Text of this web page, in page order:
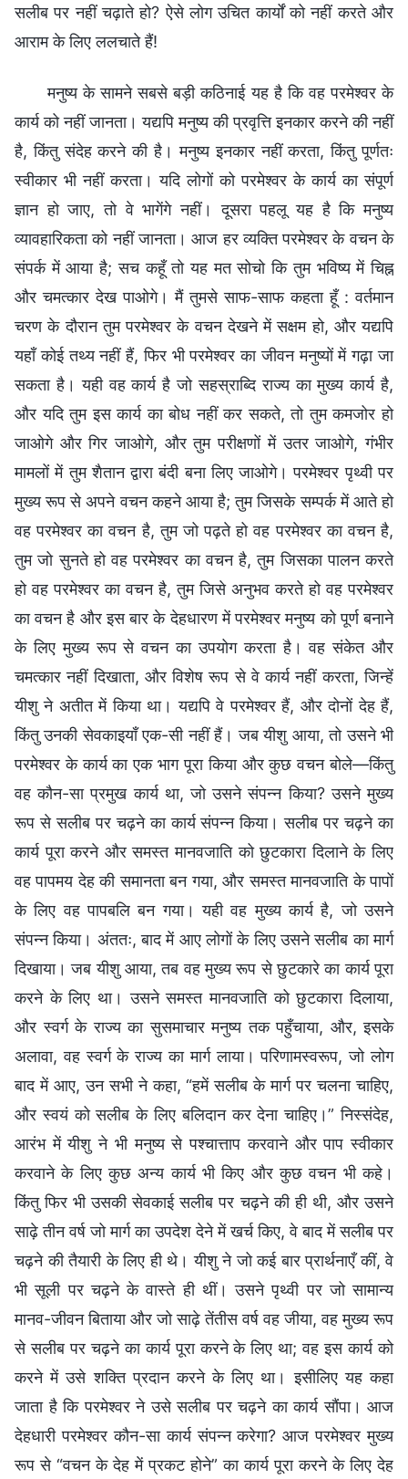
सलीब पर नहीं चढ़ाते हो? ऐसे लोग उचित कार्यों को नहीं करते और
आराम के लिए ललचाते हैं!
मनुष्य के सामने सबसे बड़ी कठिनाई यह है कि वह परमेश्वर के
कार्य को नहीं जानता। यद्यपि मनुष्य की प्रवृत्ति इनकार करने की नहीं
है, किंतु संदेह करने की है। मनुष्य इनकार नहीं करता, किंतु पूर्णतः
स्वीकार भी नहीं करता। यदि लोगों को परमेश्वर के कार्य का संपूर्ण
ज्ञान हो जाए, तो वे भागेंगे नहीं। दूसरा पहलू यह है कि मनुष्य
व्यावहारिकता को नहीं जानता। आज हर व्यक्ति परमेश्वर के वचन के
संपर्क में आया है; सच कहूँ तो यह मत सोचो कि तुम भविष्य में चिह्न
और चमत्कार देख पाओगे। मैं तुमसे साफ-साफ कहता हूँ : वर्तमान
चरण के दौरान तुम परमेश्वर के वचन देखने में सक्षम हो, और यद्यपि
यहाँ कोई तथ्य नहीं हैं, फिर भी परमेश्वर का जीवन मनुष्यों में गढ़ा जा
सकता है। यही वह कार्य है जो सहस्राब्दि राज्य का मुख्य कार्य है,
और यदि तुम इस कार्य का बोध नहीं कर सकते, तो तुम कमजोर हो
जाओगे और गिर जाओगे, और तुम परीक्षणों में उतर जाओगे, गंभीर
मामलों में तुम शैतान द्वारा बंदी बना लिए जाओगे। परमेश्वर पृथ्वी पर
मुख्य रूप से अपने वचन कहने आया है; तुम जिसके सम्पर्क में आते हो
वह परमेश्वर का वचन है, तुम जो पढ़ते हो वह परमेश्वर का वचन है,
तुम जो सुनते हो वह परमेश्वर का वचन है, तुम जिसका पालन करते
हो वह परमेश्वर का वचन है, तुम जिसे अनुभव करते हो वह परमेश्वर
का वचन है और इस बार के देहधारण में परमेश्वर मनुष्य को पूर्ण बनाने
के लिए मुख्य रूप से वचन का उपयोग करता है। वह संकेत और
चमत्कार नहीं दिखाता, और विशेष रूप से वे कार्य नहीं करता, जिन्हें
यीशु ने अतीत में किया था। यद्यपि वे परमेश्वर हैं, और दोनों देह हैं,
किंतु उनकी सेवकाइयाँ एक-सी नहीं हैं। जब यीशु आया, तो उसने भी
परमेश्वर के कार्य का एक भाग पूरा किया और कुछ वचन बोले—किंतु
वह कौन-सा प्रमुख कार्य था, जो उसने संपन्न किया? उसने मुख्य
रूप से सलीब पर चढ़ने का कार्य संपन्न किया। सलीब पर चढ़ने का
कार्य पूरा करने और समस्त मानवजाति को छुटकारा दिलाने के लिए
वह पापमय देह की समानता बन गया, और समस्त मानवजाति के पापों
के लिए वह पापबलि बन गया। यही वह मुख्य कार्य है, जो उसने
संपन्न किया। अंततः, बाद में आए लोगों के लिए उसने सलीब का मार्ग
दिखाया। जब यीशु आया, तब वह मुख्य रूप से छुटकारे का कार्य पूरा
करने के लिए था। उसने समस्त मानवजाति को छुटकारा दिलाया,
और स्वर्ग के राज्य का सुसमाचार मनुष्य तक पहुँचाया, और, इसके
अलावा, वह स्वर्ग के राज्य का मार्ग लाया। परिणामस्वरूप, जो लोग
बाद में आए, उन सभी ने कहा, “हमें सलीब के मार्ग पर चलना चाहिए,
और स्वयं को सलीब के लिए बलिदान कर देना चाहिए।” निस्संदेह,
आरंभ में यीशु ने भी मनुष्य से पश्चात्ताप करवाने और पाप स्वीकार
करवाने के लिए कुछ अन्य कार्य भी किए और कुछ वचन भी कहे।
किंतु फिर भी उसकी सेवकाई सलीब पर चढ़ने की ही थी, और उसने
साढ़े तीन वर्ष जो मार्ग का उपदेश देने में खर्च किए, वे बाद में सलीब पर
चढ़ने की तैयारी के लिए ही थे। यीशु ने जो कई बार प्रार्थनाएँ कीं, वे
भी सूली पर चढ़ने के वास्ते ही थीं। उसने पृथ्वी पर जो सामान्य
मानव-जीवन बिताया और जो साढ़े तेंतीस वर्ष वह जीया, वह मुख्य रूप
से सलीब पर चढ़ने का कार्य पूरा करने के लिए था; वह इस कार्य को
करने में उसे शक्ति प्रदान करने के लिए था। इसीलिए यह कहा
जाता है कि परमेश्वर ने उसे सलीब पर चढ़ने का कार्य सौंपा। आज
देहधारी परमेश्वर कौन-सा कार्य संपन्न करेगा? आज परमेश्वर मुख्य
रूप से “वचन के देह में प्रकट होने” का कार्य पूरा करने के लिए देह